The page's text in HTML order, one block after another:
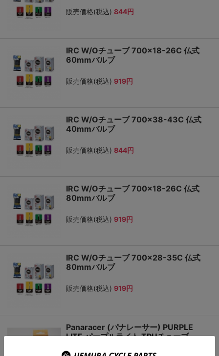
販売価格(税込) 844円
IRC W/Oチューブ 700×18-26C 仏式
60mmバルブ
販売価格(税込) 919円
IRC W/Oチューブ 700×38-43C 仏式
40mmバルブ
販売価格(税込) 844円
IRC W/Oチューブ 700×18-26C 仏式
80mmバルブ
販売価格(税込) 919円
IRC W/Oチューブ 700×28-35C 仏式
80mmバルブ
販売価格(税込) 919円
Panaracer (パナレーサー) PURPLE
LITE パープルライト TPUチューブ